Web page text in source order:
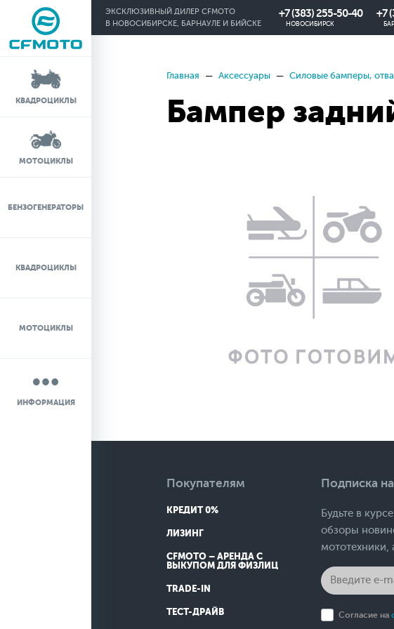
ЭКСКЛЮЗИВНЫЙ ДИЛЕР CFMOTO
В НОВОСИБИРСКЕ, БАРНАУЛЕ И БИЙСКЕ
+7 (383) 255-50-40
НОВОСИБИРСК
+7
КВАДРОЦИКЛЫ
МОТОЦИКЛЫ
БЕНЗОГЕНЕРАТОРЫ
КВАДРОЦИКЛЫ
МОТОЦИКЛЫ
ИНФОРМАЦИЯ
0%
IN
Главная Аксессуары Силовые бамперы,
Бампер
Покупателям
КРЕДИТ 0%
ЛИЗИНГ
CFMOTO – АРЕНДА С
ВЫКУПОМ ДЛЯ ФИЗЛИЦ
TRADE-IN
ТЕСТ-ДРАЙВ
Подписка
Будьте в
обзоры
мототехники,
Согласие на